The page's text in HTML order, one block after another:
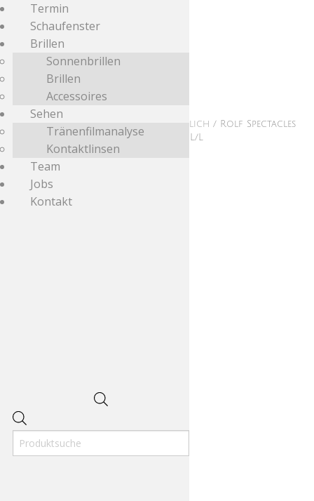
Schaufenster Online erhältlich / Rolf Spectacles
Substance Mount Ossa blackgrey 01 L/L
Termin
Schaufenster
Brillen
Sonnenbrillen
Brillen
Accessoires
Sehen
Tränenfilmanalyse
Kontaktlinsen
Team
Jobs
Kontakt
Products
search